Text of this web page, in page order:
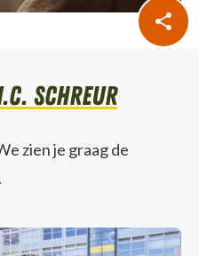
Schreur
zien je graag de